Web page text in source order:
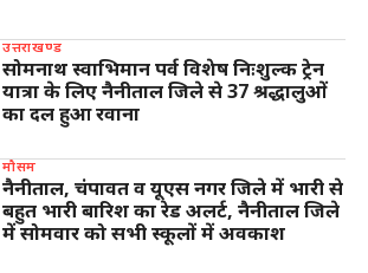
उत्तराखण्ड
सोमनाथ स्वाभिमान पर्व विशेष निःशुल्क ट्रेन
यात्रा के लिए नैनीताल जिले से 37 श्रद्धालुओं
का दल हुआ रवाना
मौसम
नैनीताल, चंपावत व यूएस नगर जिले में भारी से
बहुत भारी बारिश का रेड अलर्ट, नैनीताल जिले
में सोमवार को सभी स्कूलों में अवकाश